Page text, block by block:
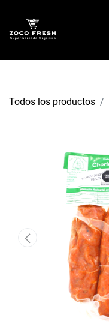
Todos los productos